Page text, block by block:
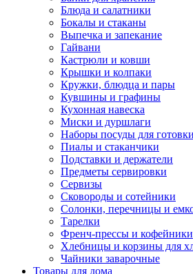
Блюда и салатники
Бокалы и стаканы
Выпечка и запекание
Гайвани
Кастрюли и ковши
Крышки и колпаки
Кружки, блюдца и пары
Кувшины и графины
Кухонная навеска
Миски и дуршлаги
Наборы посуды для готовки
Пиалы и стаканчики
Подставки и держатели
Предметы сервировки
Сервизы
Сковороды и сотейники
Солонки, перечницы и
Тарелки
Френч-прессы и кофейники
Хлебницы и корзины для
Чайники заварочные
Товары для дома